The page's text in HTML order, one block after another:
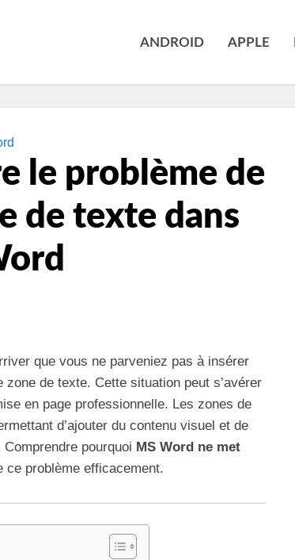
ANDROID APPLE
le problème de
de texte dans
que vous ne parveniez pas à insérer
de texte. Cette situation peut s’avérer
en page professionnelle. Les zones de
d’ajouter du contenu visuel et de
pourquoi MS Word ne met
ce problème efficacement.